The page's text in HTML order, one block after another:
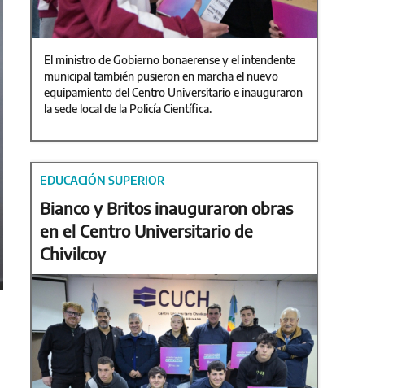
El ministro de Gobierno bonaerense y el intendente
municipal también pusieron en marcha el nuevo
equipamiento del Centro Universitario e inauguraron
la sede local de la Policía Científica.
EDUCACIÓN SUPERIOR
Bianco y Britos inauguraron obras
en el Centro Universitario de
Chivilcoy